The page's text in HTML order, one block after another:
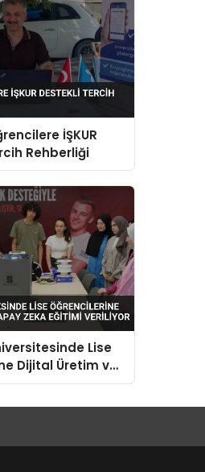
İŞKUR
Rehberliği
Lise
Dijital Üretim ve
Eğitimi Veriliyor